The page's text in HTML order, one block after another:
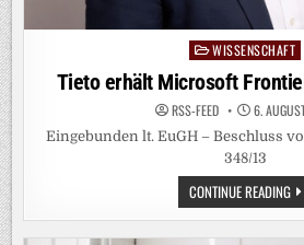
PostedWISSENSCHAFT
Tieto erhält Microsoft
RSS-FEED 6.
Eingebunden lt. EuGH – Beschluss
348/13
CONTINUE READING